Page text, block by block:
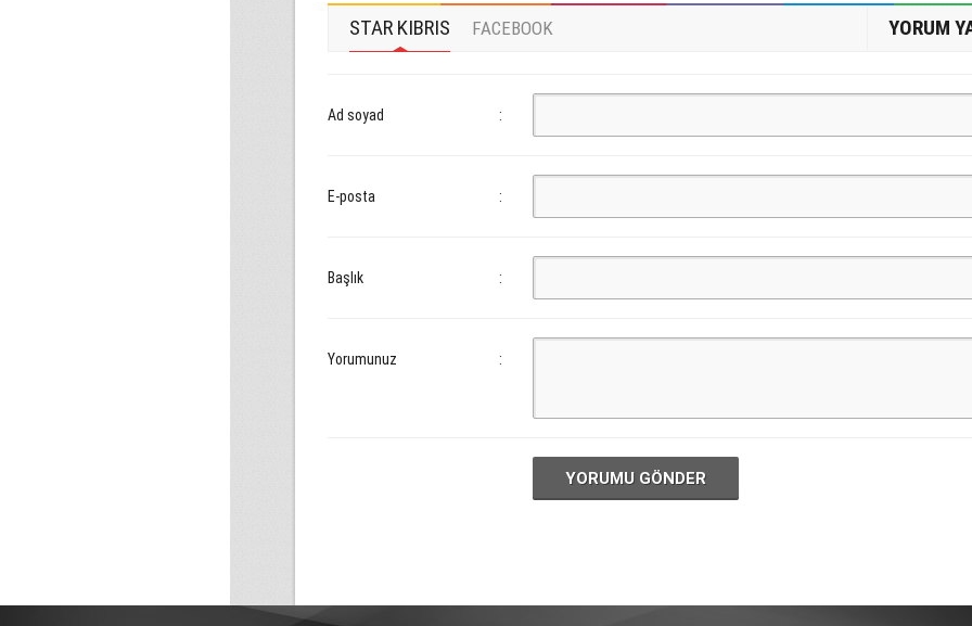
STAR KIBRIS FACEBOOK YORUM
Ad soyad :
E-posta :
Başlık :
Yorumunuz :
YORUMU GÖNDER